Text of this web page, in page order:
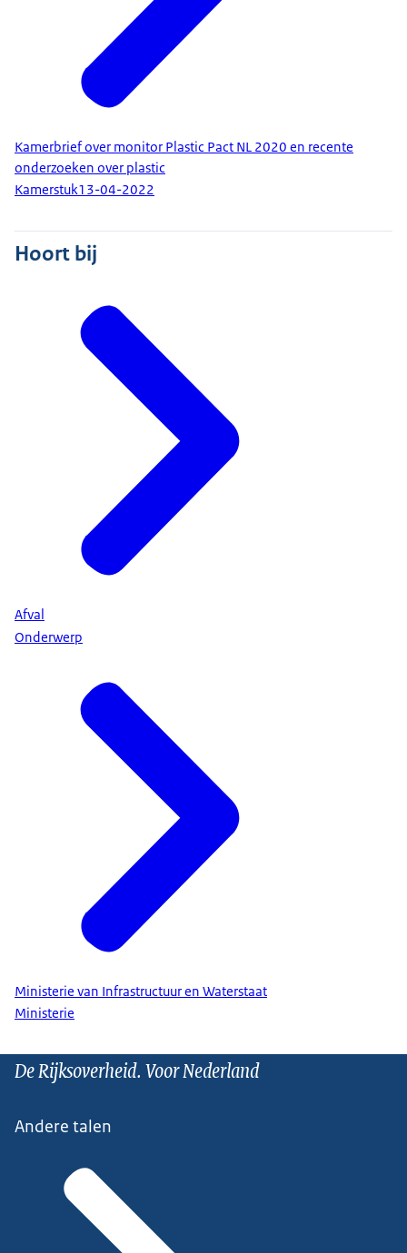
Kamerbrief over monitor Plastic Pact NL 2020 en recente
onderzoeken over plastic
Kamerstuk13-04-2022
Hoort bij
Afval
Onderwerp
Ministerie van Infrastructuur en Waterstaat
Ministerie
De Rijksoverheid. Voor Nederland
Andere talen